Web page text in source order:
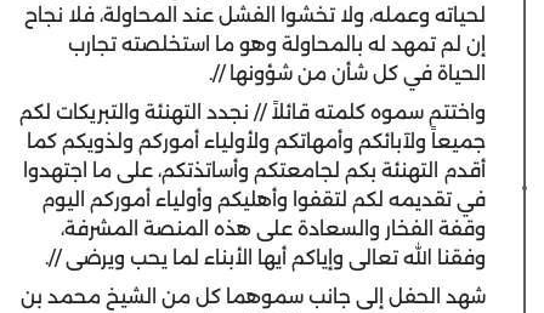
لحياته وعمله، ولا تخشوا الفشل عند المحاولة، فلا نجاح
إن لم تمهد له بالمحاولة وهو ما استخلصته تجارب
الحياة في كل شأن من شؤونها //.
واختتم سموه كلمته قائلاً // نجدد التهنئة والتبريكات لكم
جميعاً ولآبائكم وأمهاتكم ولأولياء أموركم ولذويكم كما
أقدم التهنئة بكم لجامعتكم وأساتذتكم، على ما اجتهدوا
في تقديمه لكم لتقفوا وأهليكم وأولياء أموركم اليوم
وقفة الفخار والسعادة على هذه المنصة المشرفة،
وفقنا الله تعالى وإياكم أيها الأبناء لما يحب ويرضى //.
شهد الحفل إلى جانب سموهما كل من الشيخ محمد بن